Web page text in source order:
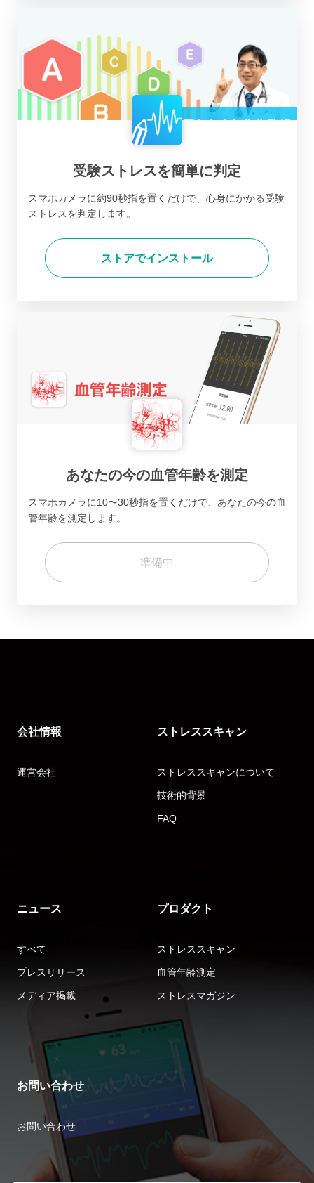
受験ストレスを簡単に判定
スマホカメラに約90秒指を置くだけで、心身にかかる受験
ストレスを判定します。
ストアでインストール
あなたの今の血管年齢を測定
スマホカメラに10〜30秒指を置くだけで、あなたの今の血
管年齢を測定します。
準備中
会社情報
運営会社
ストレススキャン
ストレススキャンについて
技術的背景
FAQ
ニュース
すべて
プレスリリース
メディア掲載
プロダクト
ストレススキャン
血管年齢測定
ストレスマガジン
お問い合わせ
お問い合わせ